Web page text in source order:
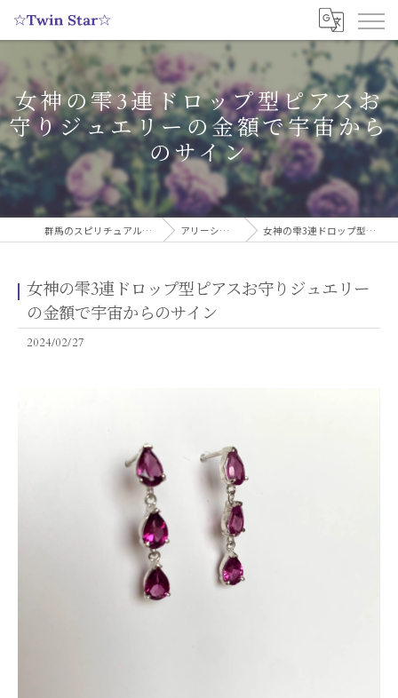
女神の雫3連ドロップ型ピアスお
守りジュエリーの金額で宇宙から
のサイン
群馬のスピリチュアルヒーリングサロンなら実績多数の☆Twin Star☆ アリーシャのスピリチュアルブログ 女神の雫3連ドロップ型ピアスお守りジュエリーの金額で宇宙からのサイン
女神の雫3連ドロップ型ピアスお守りジュエリー
の金額で宇宙からのサイン
2024/02/27